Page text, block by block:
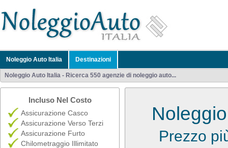
Noleggio Auto Italia Destinazioni
Noleggio Auto Italia - Ricerca 550 agenzie di noleggio auto...
Incluso Nel Costo
Assicurazione Casco
Assicurazione Verso Terzi
Assicurazione Furto
Chilometraggio Illimitato
Prezzo